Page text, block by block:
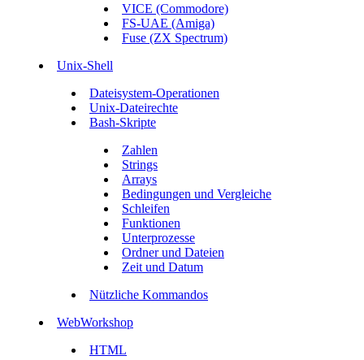
VICE (Commodore)
FS-UAE (Amiga)
Fuse (ZX Spectrum)
Unix-Shell
Dateisystem-Operationen
Unix-Dateirechte
Bash-Skripte
Zahlen
Strings
Arrays
Bedingungen und Vergleiche
Schleifen
Funktionen
Unterprozesse
Ordner und Dateien
Zeit und Datum
Nützliche Kommandos
WebWorkshop
HTML